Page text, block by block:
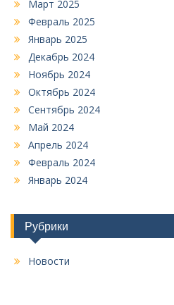
Март 2025
Февраль 2025
Январь 2025
Декабрь 2024
Ноябрь 2024
Октябрь 2024
Сентябрь 2024
Май 2024
Апрель 2024
Февраль 2024
Январь 2024
Рубрики
Новости